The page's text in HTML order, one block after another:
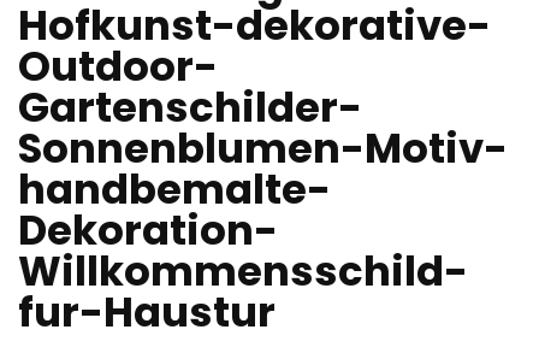
Hofkunst-dekorative-
Outdoor-
Gartenschilder-
Sonnenblumen-Motiv-
handbemalte-
Dekoration-
Willkommensschild-
fur-Haustur